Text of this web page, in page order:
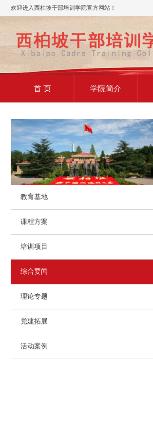
欢迎进入西柏坡干部培训学院官方网站！
首 页 学院简介
教育基地
课程方案
培训项目
综合要闻
理论专题
党建拓展
活动案例